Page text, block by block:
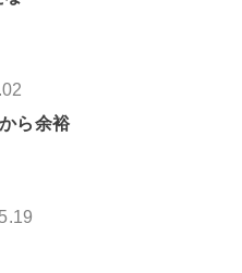
ら余裕